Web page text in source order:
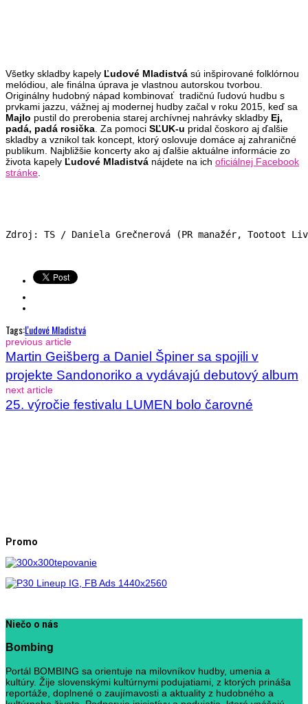
Všetky skladby kapely Ľudové Mladistvá sú inšpirované folklórnou
melódiou, ale finálna úprava je vlastnou autorskou tvorbou.
Originálny hudobný nápad kombinovať tradičnú ľudovú hudbu s
prvkami jazzu, vážnej aj modernej hudby začal v roku 2015, keď sa
Majlo pustil do prerobenia starej archívnej nahrávky skladby Ej,
padá, padá rosička . Za pomoci SĽUK-u pridal čoskoro aj ďalšie
skladby a vznikol tak koncept, ktorý oslovuje domáce aj zahraničné
publikum. Najbližšie koncerty ako aj ďalšie aktuálne informácie zo
života kapely Ľudové Mladistvá nájdete na ich oficiálnej Facebook
stránke
Zdroj: TS / Daniela Grečnerová (PR manažér, Tootoot
Tags:Ľudové Mladistvá
previous article
Martin Geišberg a Daniel Špiner sa spojili v
projekte Sandonoriko a vydávajú debutový album
next article
25. výročie festivalu LUMEN bolo čarovné
Promo
Niečo o nás
Bombing
Portál BOMBING sa orientuje na milovníkov hudby, umenia a
kultúry. Žije slovenskými kultúrnymi podujatiami, z ktorých prináša
reportáže, doplnené o zaujímavosti a aktuality z hudobného a